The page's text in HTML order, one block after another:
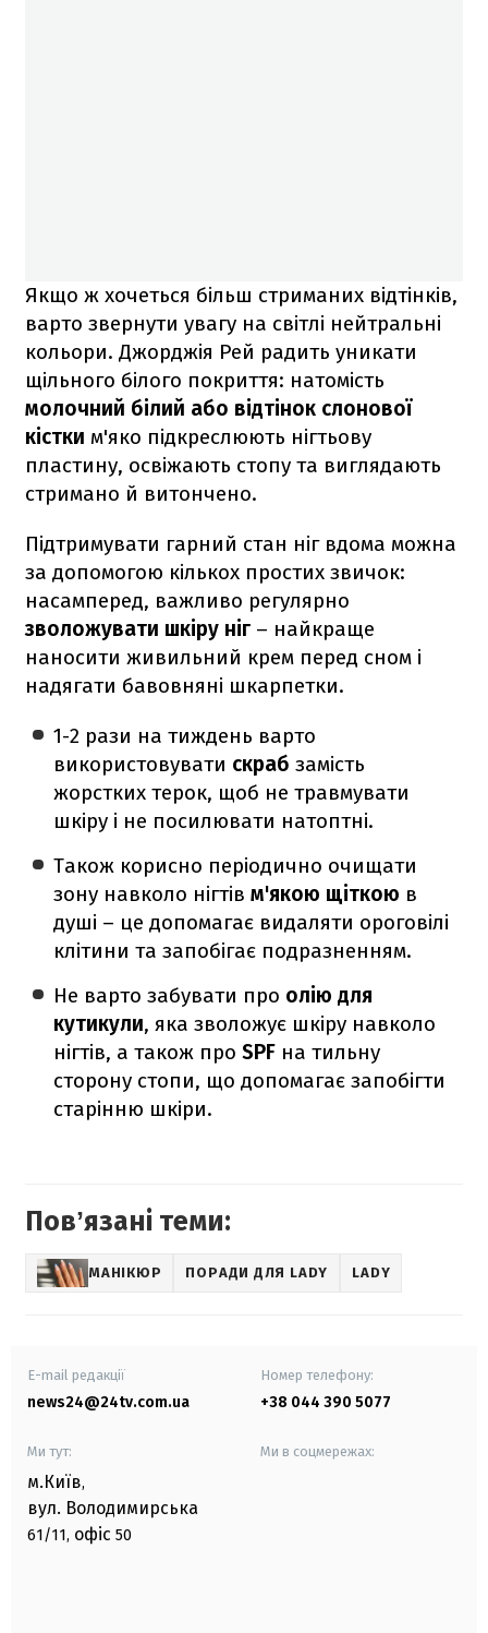
Якщо ж хочеться більш стриманих відтінків,
варто звернути увагу на світлі нейтральні
кольори. Джорджія Рей радить уникати
щільного білого покриття: натомість
молочний білий або відтінок слонової
кістки м'яко підкреслюють нігтьову
пластину, освіжають стопу та виглядають
стримано й витончено.
Підтримувати гарний стан ніг вдома можна
за допомогою кількох простих звичок:
насамперед, важливо регулярно
зволожувати шкіру ніг – найкраще
наносити живильний крем перед сном і
надягати бавовняні шкарпетки.
1-2 рази на тиждень варто
використовувати скрабзамість
жорстких терок, щоб не травмувати
шкіру і не посилювати натоптні.
Також корисно періодично очищати
зону навколо нігтівм'якою щіткою в
душі – це допомагає видаляти ороговілі
клітини та запобігає подразненням.
Не варто забувати про олію для
кутикули, яка зволожує шкіру навколо
нігтів, а також проSPF на тильну
сторону стопи, що допомагає запобігти
старінню шкіри.
Повʼязані теми:
МАНІКЮР ПОРАДИ ДЛЯ LADY LADY
E-mail редакції
news24@24tv.com.ua
Номер телефону:
+38 044 390 5077
Ми тут:
м.Київ,
вул. Володимирська
61/11, офіс 50
Ми в соцмережах: